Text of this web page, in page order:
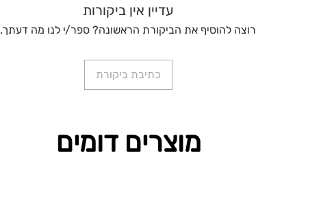
עדיין אין ביקורות
רוצה להוסיף את הביקורת הראשונה? ספר/י לנו מה דעתך.
כתיבת ביקורת
מוצרים דומים